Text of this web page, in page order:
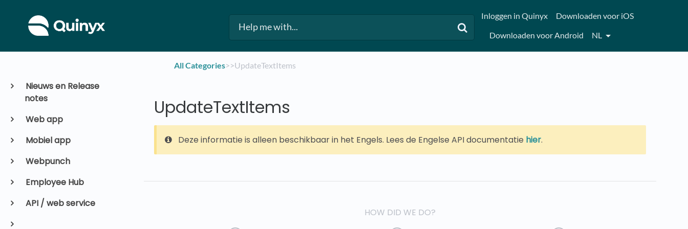
Inloggen in Quinyx
Downloaden voor iOS
Downloaden voor Android
NL
Nieuws en Release
notes
Web app
Mobiel app
Webpunch
Employee Hub
API / web service
All Categories​>​​>​ UpdateTextItems
UpdateTextItems
Deze informatie is alleen beschikbaar in het Engels. Lees de Engelse API documentatie hier.
HOW DID WE DO?